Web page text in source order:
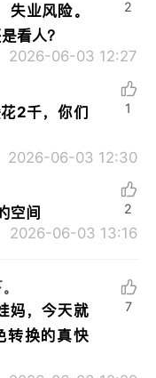
业风险。
看人？
2026-06-03 12:27
2
2千，你们
2026-06-03 12:30
1
空间
2026-06-03 13:16
2
妈，今天就
转换的真快
7